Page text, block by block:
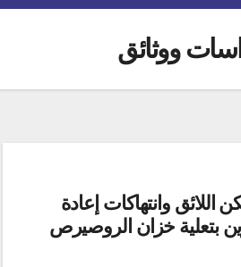
ووثائق
اللائق وانتهاكات إعادة
بتعلية خزان الروصيرص